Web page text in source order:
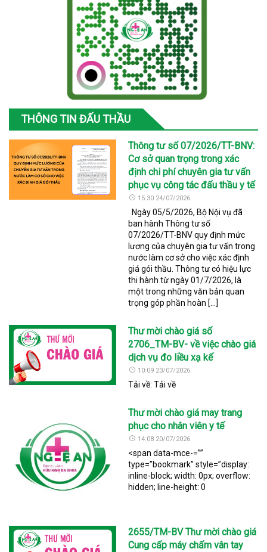
THÔNG TIN ĐẤU THẦU
Thông tư số 07/2026/TT-BNV:
Cơ sở quan trọng trong xác
định chi phí chuyên gia tư vấn
phục vụ công tác đấu thầu y tế
15:30 24/07/2026
Ngày 05/5/2026, Bộ Nội vụ đã
ban hành Thông tư số
07/2026/TT-BNV quy định mức
lương của chuyên gia tư vấn trong
nước làm cơ sở cho việc xác định
giá gói thầu. Thông tư có hiệu lực
thi hành từ ngày 01/7/2026, là
một trong những văn bản quan
trọng góp phần hoàn […]
Thư mời chào giá số
2706_TM-BV- về việc chào giá
dịch vụ đo liều xạ kế
10:09 23/07/2026
Tải về: Tải về
Thư mời chào giá may trang
phục cho nhân viên y tế
14:08 20/07/2026
<span data-mce-=””
type=”bookmark” style=”display:
inline-block; width: 0px; overflow:
hidden; line-height: 0
2655/TM-BV Thư mời chào giá
Cung cấp máy chấm vân tay